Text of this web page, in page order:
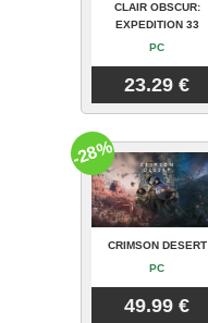
CLAIR OBSCUR:
EXPEDITION 33
PC
23.29 €
CRIMSON DESERT
PC
49.99 €
-28%